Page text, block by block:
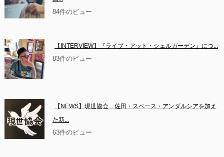
84件のビュー
【INTERVIEW】『ライブ・アット・シェルガーデン』につ...
83件のビュー
【NEWS】現世協会　佐田・スペース・アンダルシアを加え
た新...
63件のビュー